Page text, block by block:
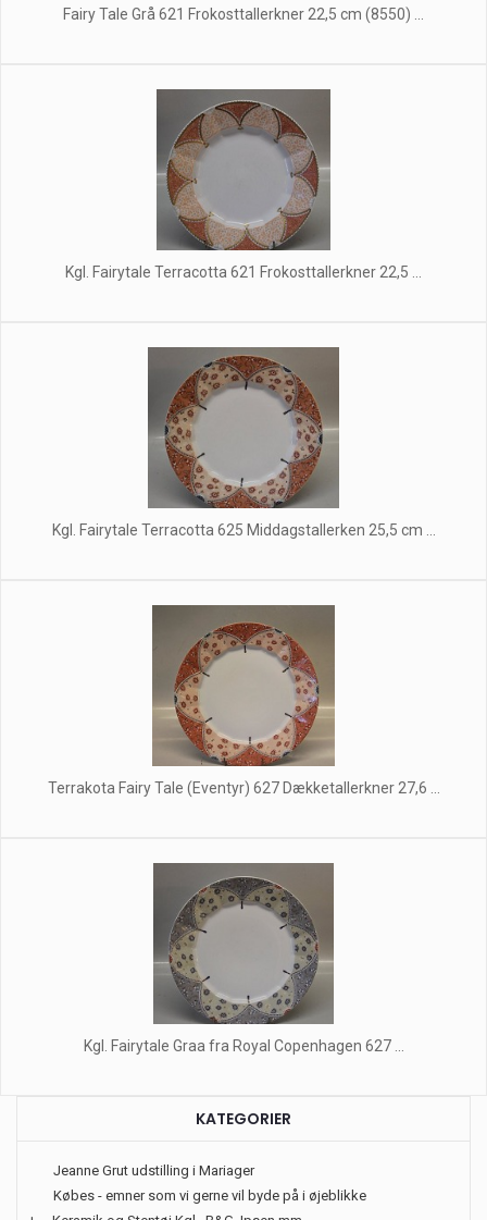
Fairy Tale Grå 621 Frokosttallerkner 22,5 cm (8550) ...
Kgl. Fairytale Terracotta 621 Frokosttallerkner 22,5 ...
Kgl. Fairytale Terracotta 625 Middagstallerken 25,5 cm ...
Terrakota Fairy Tale (Eventyr) 627 Dækketallerkner 27,6 ...
Kgl. Fairytale Graa fra Royal Copenhagen 627 ...
KATEGORIER
Jeanne Grut udstilling i Mariager
Købes - emner som vi gerne vil byde på i øjeblikke